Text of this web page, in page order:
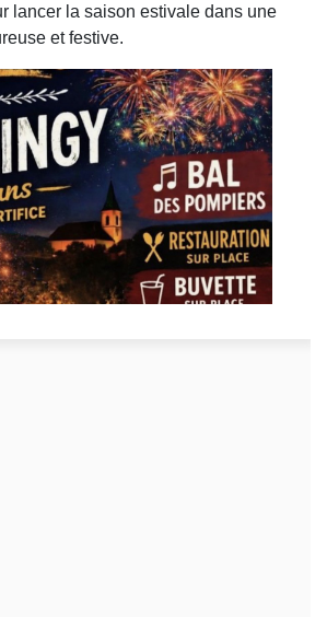
lancer la saison estivale dans une
et festive.